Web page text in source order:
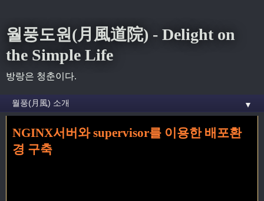
월풍도원(月風道院) - Delight on
the Simple Life
방랑은 청춘이다.
▼
홈»web»NGINX서버와 supervisor를 이용한 배포환경 구축
NGINX서버와 supervisor를 이용한 배포환
경 구축